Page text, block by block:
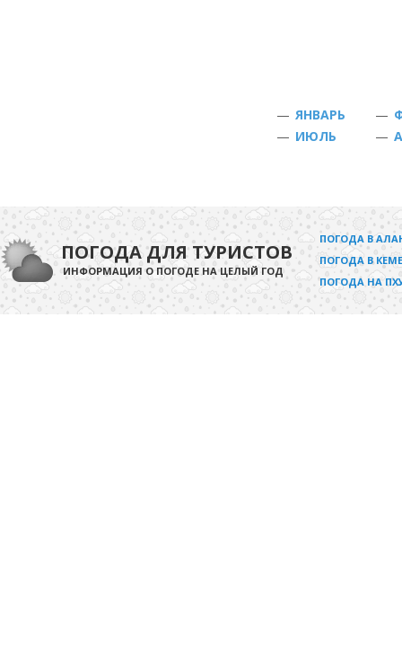
— ЯНВАРЬ —
— ИЮЛЬ —
ПОГОДА ДЛЯ ТУРИСТОВ
ИНФОРМАЦИЯ О ПОГОДЕ НА ЦЕЛЫЙ ГОД
ПОГОДА В
ПОГОДА В
ПОГОДА НА